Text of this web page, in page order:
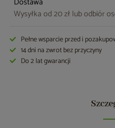
Wysyłka od 20 zł lub odbiór
Pełne wsparcie przed i
14 dni na zwrot bez przyczyny
Do 2 lat gwarancji